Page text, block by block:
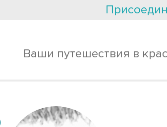
Ваши путешествия в